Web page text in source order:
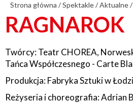
Strona główna /Spektakle/Aktualne/
RAGNAROK
Twórcy: Teatr CHOREA,
Tańca Współczesnego - Carte
Produkcja: Fabryka Sztuki w Łodzi
Reżyseria i choreografia: Adrian